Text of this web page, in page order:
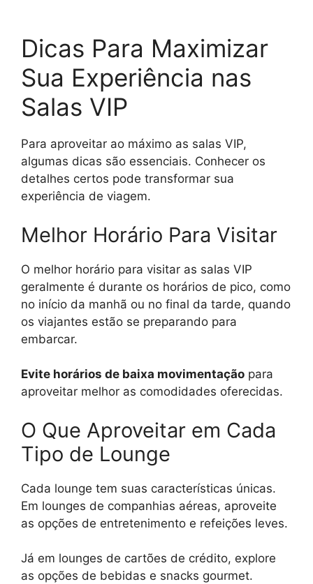
Dicas Para Maximizar
Sua Experiência nas
Salas VIP
Para aproveitar ao máximo as salas VIP,
algumas dicas são essenciais. Conhecer os
detalhes certos pode transformar sua
experiência de viagem.
Melhor Horário Para Visitar
O melhor horário para visitar as salas VIP
geralmente é durante os horários de pico, como
no início da manhã ou no final da tarde, quando
os viajantes estão se preparando para
embarcar.
Evite horários de baixa movimentação para
aproveitar melhor as comodidades oferecidas.
O Que Aproveitar em Cada
Tipo de Lounge
Cada lounge tem suas características únicas.
Em lounges de companhias aéreas, aproveite
as opções de entretenimento e refeições leves.
Já em lounges de cartões de crédito, explore
as opções de bebidas e snacks gourmet.